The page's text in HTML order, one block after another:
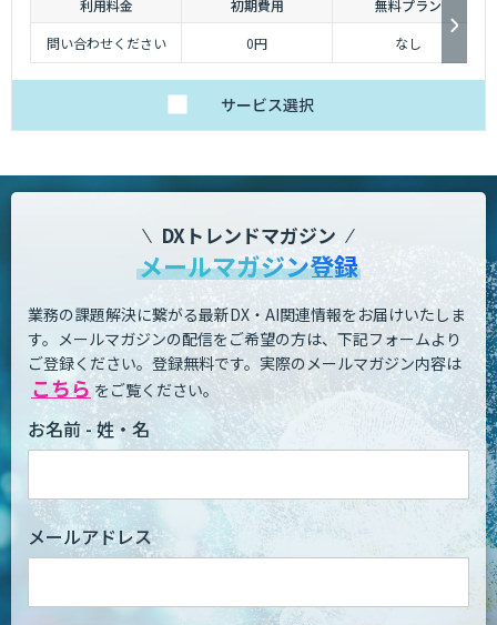
利用料金 初期費用
無料プラン
問い合わせください
0円 なし
サービス選択
DXトレンドマガジン
メールマガジン登録
業務の課題解決に繋がる最新DX・AI関連情報をお届けいたしま
す。 メールマガジンの配信をご希望の方は、下記フォームより
ご登録ください。登録無料です。 実際のメールマガジン内容は
こちら をご覧ください。
お名前 - 姓・名
メールアドレス